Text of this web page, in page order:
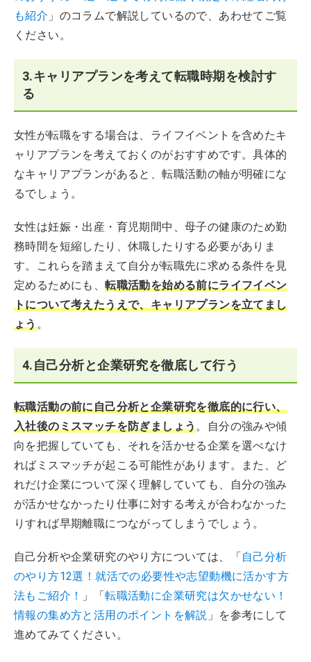
も紹介 」のコラムで解説しているので、あわせてご覧
ください。
3.キャリアプランを考えて転職時期を検討す
る
女性が転職をする場合は、ライフイベントを含めたキ
ャリアプランを考えておくのがおすすめです。具体的
なキャリアプランがあると、転職活動の軸が明確にな
るでしょう。
女性は妊娠・出産・育児期間中、母子の健康のため勤
務時間を短縮したり、休職したりする必要がありま
す。これらを踏まえて自分が転職先に求める条件を見
定めるためにも、転職活動を始める前にライフイベン
トについて考えたうえで、キャリアプランを立てまし
ょう。
4.自己分析と企業研究を徹底して行う
転職活動の前に自己分析と企業研究を徹底的に行い、
入社後のミスマッチを防ぎましょう。自分の強みや傾
向を把握していても、それを活かせる企業を選べなけ
ればミスマッチが起こる可能性があります。また、ど
れだけ企業について深く理解していても、自分の強み
が活かせなかったり仕事に対する考えが合わなかった
りすれば早期離職につながってしまうでしょう。
自己分析や企業研究のやり方については、「自己分析
のやり方12選！就活での必要性や志望動機に活かす方
法もご紹介！
」「転職活動に企業研究は欠かせない！
情報の集め方と活用のポイントを解説 」を参考にして
進めてみてください。